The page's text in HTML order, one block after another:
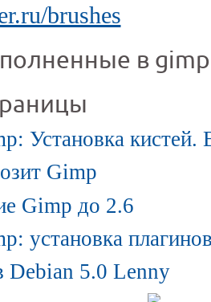
brushes
в
Установка кистей.
Gimp
Gimp до 2.6
установка
Debian 5.0 Lenny